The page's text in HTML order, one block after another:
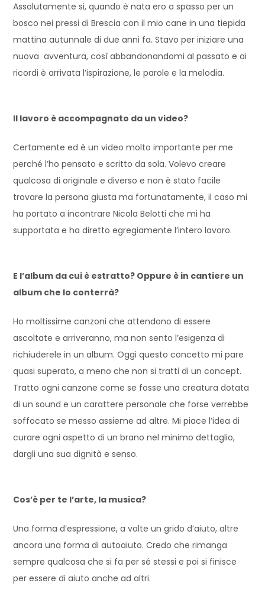
Assolutamente si, quando è nata ero a spasso per un
bosco nei pressi di Brescia con il mio cane in una tiepida
mattina autunnale di due anni fa. Stavo per iniziare una
nuova avventura, così abbandonandomi al passato e ai
ricordi è arrivata l’ispirazione, le parole e la melodia.
Il lavoro è accompagnato da un video?
Certamente ed è un video molto importante per me
perché l’ho pensato e scritto da sola. Volevo creare
qualcosa di originale e diverso e non è stato facile
trovare la persona giusta ma fortunatamente, il caso mi
ha portato a incontrare Nicola Belotti che mi ha
supportata e ha diretto egregiamente l’intero lavoro.
E l’album da cui è estratto? Oppure è in cantiere un
album che lo conterrà?
Ho moltissime canzoni che attendono di essere
ascoltate e arriveranno, ma non sento l’esigenza di
richiuderele in un album. Oggi questo concetto mi pare
quasi superato, a meno che non si tratti di un concept.
Tratto ogni canzone come se fosse una creatura dotata
di un sound e un carattere personale che forse verrebbe
soffocato se messo assieme ad altre. Mi piace l’idea di
curare ogni aspetto di un brano nel minimo dettaglio,
dargli una sua dignità e senso.
Cos’è per te l’arte, la musica?
Una forma d’espressione, a volte un grido d’aiuto, altre
ancora una forma di autoaiuto. Credo che rimanga
sempre qualcosa che si fa per sé stessi e poi si finisce
per essere di aiuto anche ad altri.